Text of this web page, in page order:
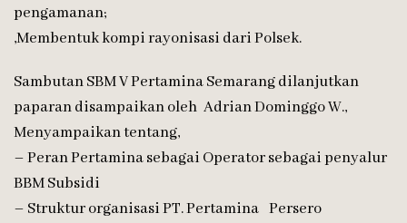
pengamanan;
,Membentuk kompi rayonisasi dari Polsek.
Sambutan SBM V Pertamina Semarang dilanjutkan
paparan disampaikan oleh Adrian Dominggo W.,
Menyampaikan tentang,
– Peran Pertamina sebagai Operator sebagai penyalur
BBM Subsidi
– Struktur organisasi PT. Pertamina Persero